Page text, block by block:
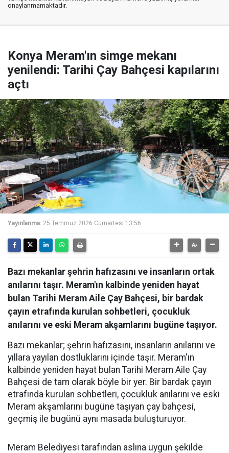
onaylanmamaktadır.
Konya Meram'ın simge mekanı
yenilendi: Tarihi Çay Bahçesi kapılarını
açtı
Yayınlanma: 25 Temmuz 2026 Cumartesi 13:56
Bazı mekanlar şehrin hafızasını ve insanların ortak
anılarını taşır. Meram'ın kalbinde yeniden hayat
bulan Tarihi Meram Aile Çay Bahçesi, bir bardak
çayın etrafında kurulan sohbetleri, çocukluk
anılarını ve eski Meram akşamlarını bugüne taşıyor.
Bazı mekanlar; şehrin hafızasını, insanların anılarını ve
yıllara yayılan dostluklarını içinde taşır. Meram'ın
kalbinde yeniden hayat bulan Tarihi Meram Aile Çay
Bahçesi de tam olarak böyle bir yer. Bir bardak çayın
etrafında kurulan sohbetleri, çocukluk anılarını ve eski
Meram akşamlarını bugüne taşıyan çay bahçesi,
geçmiş ile bugünü aynı masada buluşturuyor.
Meram Belediyesi tarafından aslına uygun şekilde